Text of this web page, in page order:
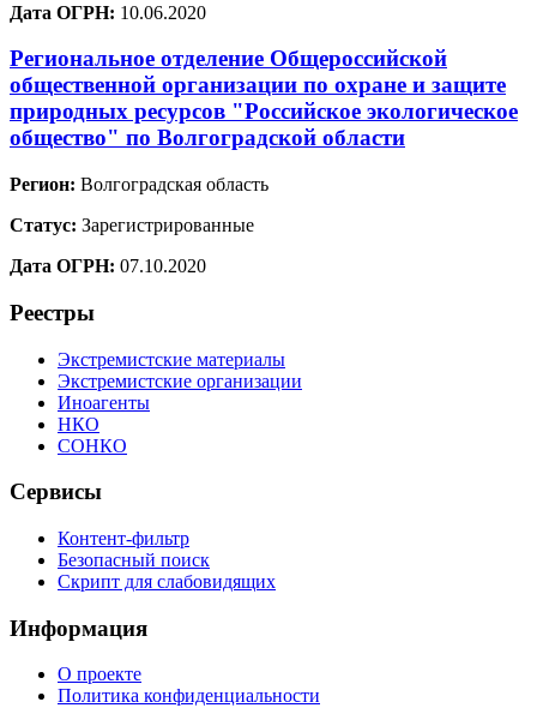
Дата ОГРН: 10.06.2020
Региональное отделение Общероссийской
общественной организации по охране и защите
природных ресурсов "Российское экологическое
общество" по Волгоградской области
Регион: Волгоградская область
Статус: Зарегистрированные
Дата ОГРН: 07.10.2020
Реестры
Экстремистские материалы
Экстремистские организации
Иноагенты
НКО
СОНКО
Сервисы
Контент-фильтр
Безопасный поиск
Скрипт для слабовидящих
Информация
О проекте
Политика конфиденциальности